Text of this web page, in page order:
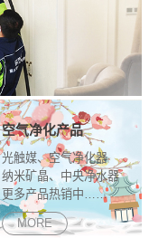
空气净化产品
光触媒、空气净化器
纳米矿晶、中央净水器
更多产品热销中……
MORE